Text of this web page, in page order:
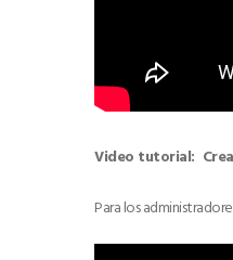
Video tutorial:
Para los